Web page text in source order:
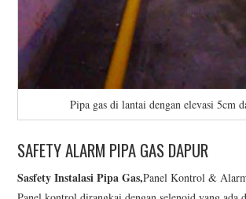
Pipa gas di lantai dengan elevasi 5cm
SAFETY ALARM PIPA GAS DAPUR
Sasfety Instalasi Pipa Gas,Panel Kontrol &